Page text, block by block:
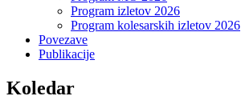
Program izletov 2026
Program kolesarskih izletov 2026
Povezave
Publikacije
Koledar